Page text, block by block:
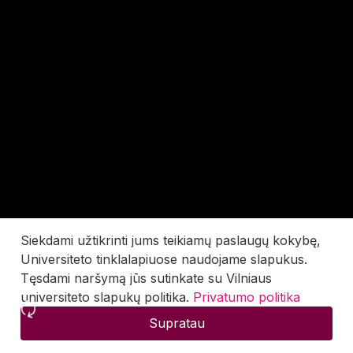
Siekdami užtikrinti jums teikiamų paslaugų kokybę,
Universiteto tinklalapiuose naudojame slapukus.
Tęsdami naršymą jūs sutinkate su Vilniaus
universiteto slapukų politika. Privatumo politika
Supratau